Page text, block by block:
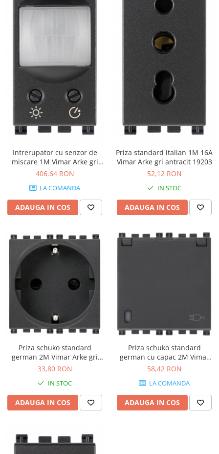
Intrerupator cu senzor de
miscare 1M Vimar Arke gri
antracit 19181
406,64 RON
LA COMANDA
ADAUGA IN COS
Priza standard italian 1M 16A
Vimar Arke gri antracit 19203
52,12 RON
IN STOC
ADAUGA IN COS
Priza schuko standard
german 2M Vimar Arke gri
antracit 19208
33,80 RON
IN STOC
ADAUGA IN COS
Priza schuko standard
german cu capac 2M Vimar
Arke gri antracit 19208.C
58,42 RON
LA COMANDA
ADAUGA IN COS